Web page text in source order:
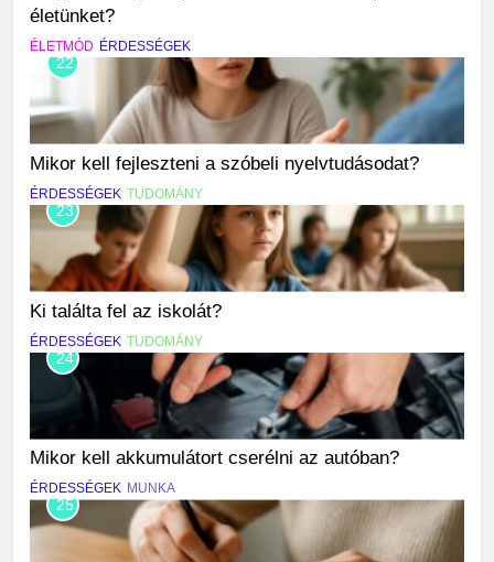
életünket?
ÉLETMÓD ÉRDESSÉGEK
22
Mikor kell fejleszteni a szóbeli nyelvtudásodat?
ÉRDESSÉGEK TUDOMÁNY
23
Ki találta fel az iskolát?
ÉRDESSÉGEK TUDOMÁNY
24
Mikor kell akkumulátort cserélni az autóban?
ÉRDESSÉGEK MUNKA
25